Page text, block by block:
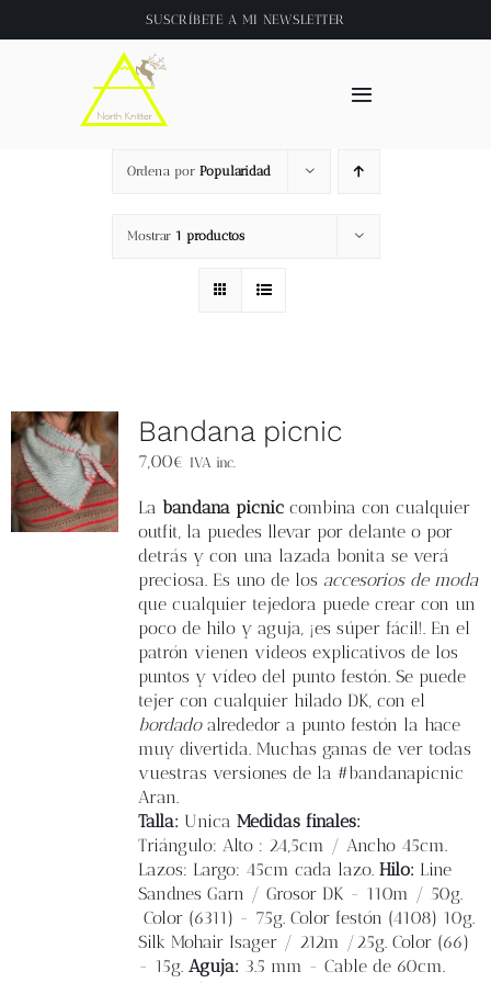
al
SUSCRÍBETE A MI NEWSLETTER
Toggle
Inicio
About
Tienda
Videos
Blog
Contacto
Newsletter
Carrito
Mi cuenta
Ordena por Popularidad
Mostrar 1 productos
Bandana picnic
7,00€ IVA inc.
La bandana picniccombina con cualquier
outfit, la puedes llevar por delante o por
detrás y con una lazada bonita se verá
preciosa. Es uno de los accesorios de moda
que cualquier tejedora puede crear con un
poco de hilo y aguja, ¡es súper fácil!. En el
patrón vienen videos explicativos de los
puntos y vídeo del punto festón. Se puede
tejer con cualquier hilado DK, con el
bordadoalrededor a punto festón la hace
muy divertida. Muchas ganas de ver todas
vuestras versiones de la #bandanapicnic
Aran.
Talla: Unica Medidas finales:
Triángulo: Alto : 24,5cm / Ancho 45cm.
Lazos: Largo: 45cm cada lazo. Hilo: Line
Sandnes Garn / Grosor DK - 110m / 50g.
Color (6311) - 75g. Color festón (4108) 10g.
Silk Mohair Isager / 212m /25g. Color (66)
- 15g. Aguja: 3.5 mm - Cable de 60cm.